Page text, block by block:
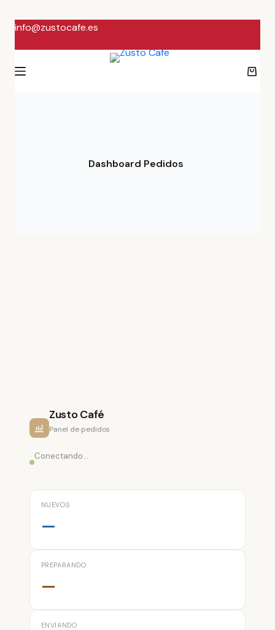
info@zustocafe.es
Dashboard Pedidos
Zusto Café
Panel de pedidos
Conectando…
NUEVOS
—
PREPARANDO
—
ENVIANDO